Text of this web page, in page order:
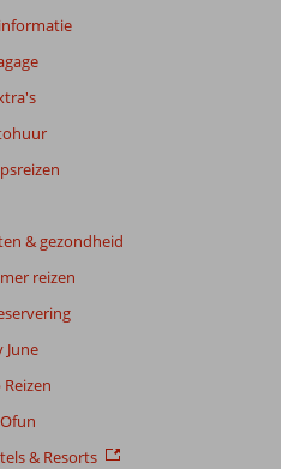
& gezondheid
reizen
June
& Resorts